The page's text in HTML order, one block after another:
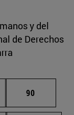
y del
de Derechos
intermedias
Página
90